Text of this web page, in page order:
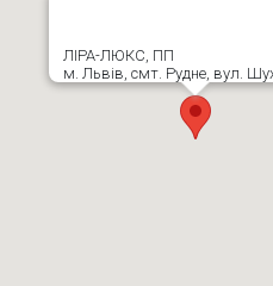
ЛІРА-ЛЮКС, ПП
м. Львів, смт. Рудне, вул.